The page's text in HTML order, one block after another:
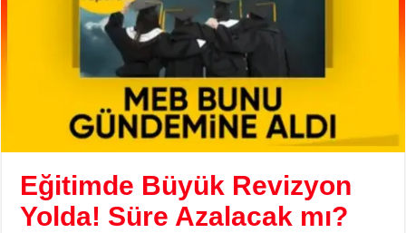
Eğitimde Büyük Revizyon
Yolda! Süre Azalacak mı?